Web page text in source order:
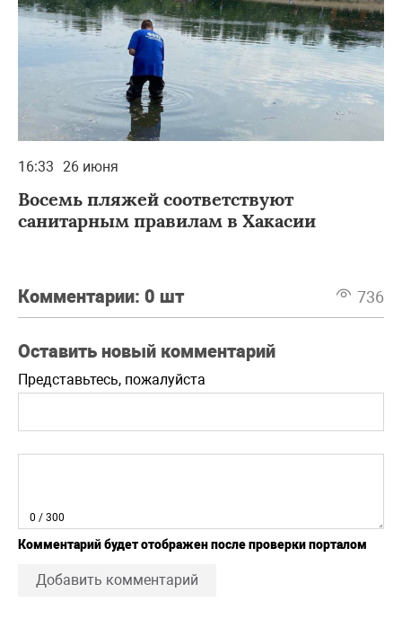
16:33 26 июня
Восемь пляжей соответствуют
санитарным правилам в Хакасии
Комментарии: 0 шт 736
Оставить новый комментарий
Представьтесь, пожалуйста
0 / 300
Комментарий будет отображен после проверки порталом
Добавить комментарий